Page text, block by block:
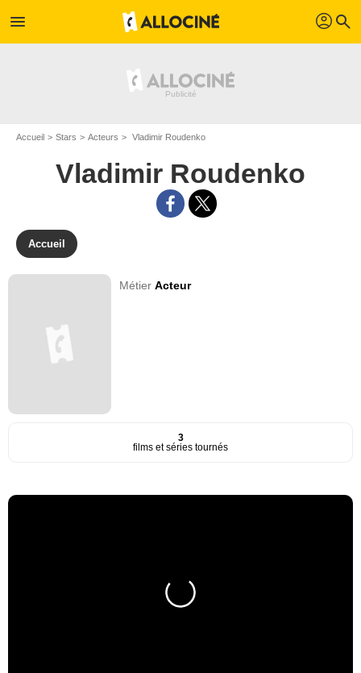
menu profil search
Accueil Stars Acteurs Vladimir Roudenko
Vladimir Roudenko
Accueil
MétierActeur
3
films et séries tournés